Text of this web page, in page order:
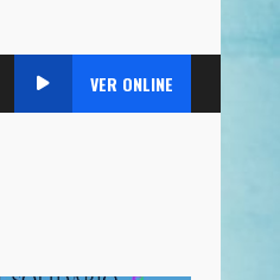
VER ONLINE